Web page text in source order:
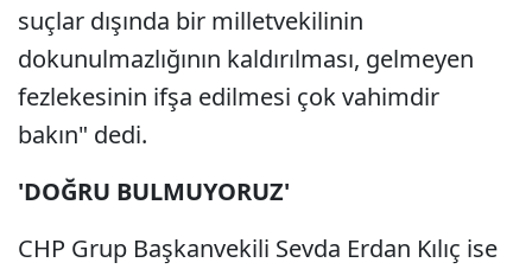
suçlar dışında bir milletvekilinin
dokunulmazlığının kaldırılması, gelmeyen
fezlekesinin ifşa edilmesi çok vahimdir
bakın" dedi.
'DOĞRU BULMUYORUZ'
CHP Grup Başkanvekili Sevda Erdan Kılıç ise